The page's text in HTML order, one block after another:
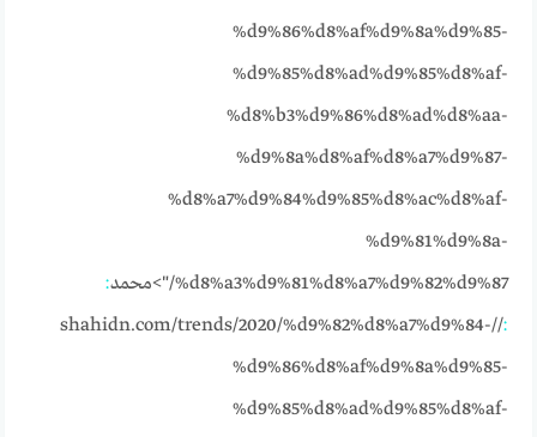
%d9%86%d8%af%d9%8a%d9%85-
%d9%85%d8%ad%d9%85%d8%af-
%d8%b3%d9%86%d8%ad%d8%aa-
%d9%8a%d8%af%d8%a7%d9%87-
%d8%a7%d9%84%d9%85%d8%ac%d8%af-
%d9%81%d9%8a-
%d8%a3%d9%81%d8%a7%d9%82%d9%87/">محمد
:
:
//shahidn.com/trends/2020/%d9%82%d8%a7%d9%84-
%d9%86%d8%af%d9%8a%d9%85-
%d9%85%d8%ad%d9%85%d8%af-